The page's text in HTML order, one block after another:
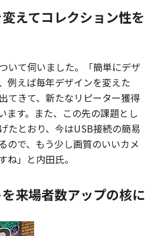
えてコレクション性を
いて伺いました。「簡単にデザ
例えば毎年デザインを変えた
てきて、新たなリピーター獲得
ます。また、この先の課題とし
たとおり、今はUSB接続の簡易
ので、もう少し画質のいいカメ
ね」と内田氏。
来場者数アップの核に